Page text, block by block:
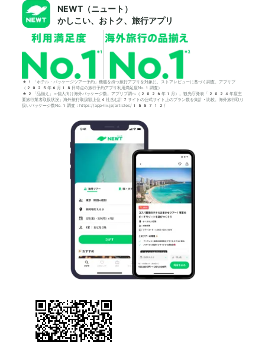
NEWT（ニュート）
かしこい、おトク、旅行アプリ
*1「ホテル・パッケージツアー予約」機能を持つ旅行アプリを対象に、ストアレビューに基づく調査。アプリブ
（2025年6月18日時点の旅行予約アプリ利用満足度No.1調査）
*2「品揃え」＝個人向け海外パッケージ数。アプリブ調べ（2026年1月）。観光庁発表「2024年度主
要旅行業者取扱状況」海外旅行取扱額上位4社含む計7サイトの公式サイト上のプラン数を集計・比較。海外旅行取り
扱いパッケージ数No.1調査：https://app-liv.jp/articles/155712/